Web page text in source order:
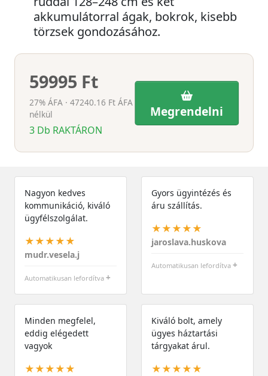
akkumulátorral ágak, bokrok, kisebb
törzsek gondozásához.
59995 Ft
27% ÁFA · 47240.16 Ft ÁFA
nélkül
3 Db RAKTÁRON
Megrendelni
Nagyon kedves
kommunikáció, kiváló
ügyfélszolgálat.
★★★★★
mudr.vesela.j
Automatikusan lefordítva +
Gyors ügyintézés és
áru szállítás.
★★★★★
jaroslava.huskova
Automatikusan lefordítva +
Minden megfelel,
eddig elégedett
vagyok
★★★★★
Kiváló bolt, amely
ügyes háztartási
tárgyakat árul.
★★★★★